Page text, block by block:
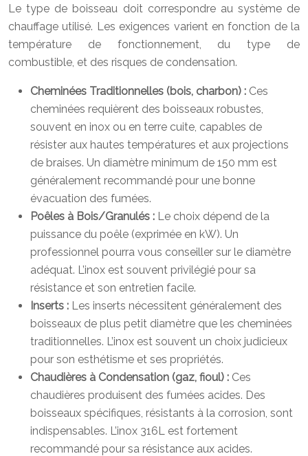
Le type de boisseau doit correspondre au système de
chauffage utilisé. Les exigences varient en fonction de la
température de fonctionnement, du type de
combustible, et des risques de condensation.
Cheminées Traditionnelles (bois, charbon) : Ces
cheminées requièrent des boisseaux robustes,
souvent en inox ou en terre cuite, capables de
résister aux hautes températures et aux projections
de braises. Un diamètre minimum de 150 mm est
généralement recommandé pour une bonne
évacuation des fumées.
Poêles à Bois/Granulés : Le choix dépend de la
puissance du poêle (exprimée en kW). Un
professionnel pourra vous conseiller sur le diamètre
adéquat. L’inox est souvent privilégié pour sa
résistance et son entretien facile.
Inserts : Les inserts nécessitent généralement des
boisseaux de plus petit diamètre que les cheminées
traditionnelles. L’inox est souvent un choix judicieux
pour son esthétisme et ses propriétés.
Chaudières à Condensation (gaz, fioul) : Ces
chaudières produisent des fumées acides. Des
boisseaux spécifiques, résistants à la corrosion, sont
indispensables. L’inox 316L est fortement
recommandé pour sa résistance aux acides.